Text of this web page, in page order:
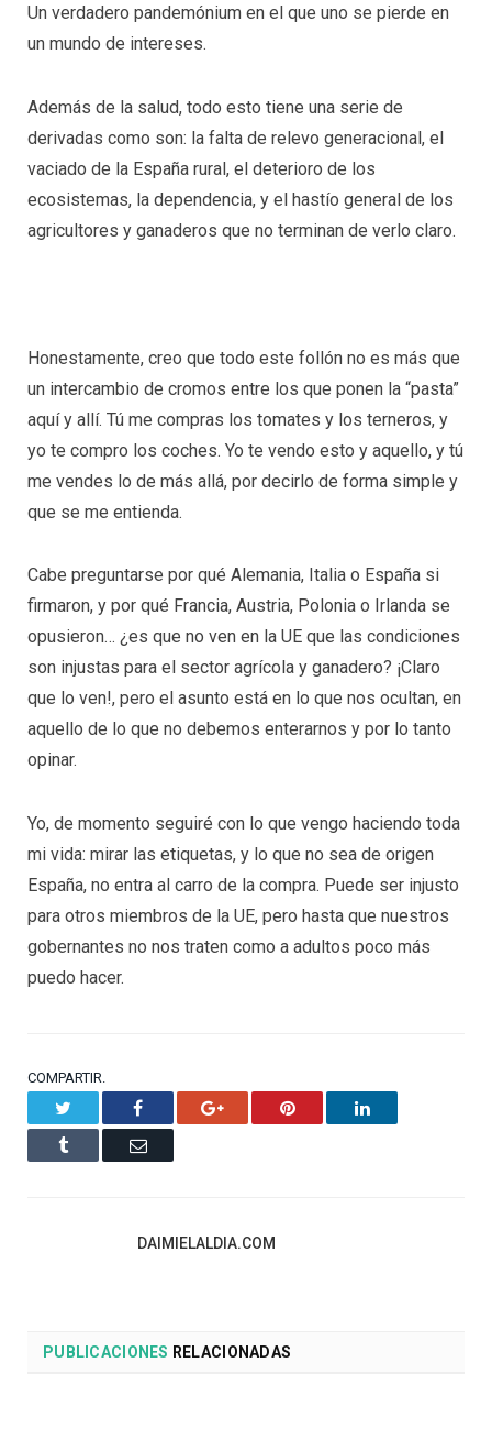
Un verdadero pandemónium en el que uno se pierde en
un mundo de intereses.
Además de la salud, todo esto tiene una serie de
derivadas como son: la falta de relevo generacional, el
vaciado de la España rural, el deterioro de los
ecosistemas, la dependencia, y el hastío general de los
agricultores y ganaderos que no terminan de verlo claro.
Honestamente, creo que todo este follón no es más que
un intercambio de cromos entre los que ponen la “pasta”
aquí y allí. Tú me compras los tomates y los terneros, y
yo te compro los coches. Yo te vendo esto y aquello, y tú
me vendes lo de más allá, por decirlo de forma simple y
que se me entienda.
Cabe preguntarse por qué Alemania, Italia o España si
firmaron, y por qué Francia, Austria, Polonia o Irlanda se
opusieron… ¿es que no ven en la UE que las condiciones
son injustas para el sector agrícola y ganadero? ¡Claro
que lo ven!, pero el asunto está en lo que nos ocultan, en
aquello de lo que no debemos enterarnos y por lo tanto
opinar.
Yo, de momento seguiré con lo que vengo haciendo toda
mi vida: mirar las etiquetas, y lo que no sea de origen
España, no entra al carro de la compra. Puede ser injusto
para otros miembros de la UE, pero hasta que nuestros
gobernantes no nos traten como a adultos poco más
puedo hacer.
COMPARTIR.
Facebook Google+ Pinterest LinkedIn
Tumblr Email
DAIMIELALDIA.COM
PUBLICACIONES RELACIONADAS